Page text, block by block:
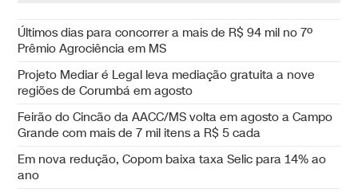
Últimos dias para concorrer a mais de R$ 94 mil no 7º
Prêmio Agrociência em MS
Projeto Mediar é Legal leva mediação gratuita a nove
regiões de Corumbá em agosto
Feirão do Cincão da AACC/MS volta em agosto a Campo
Grande com mais de 7 mil itens a R$ 5 cada
Em nova redução, Copom baixa taxa Selic para 14% ao
ano